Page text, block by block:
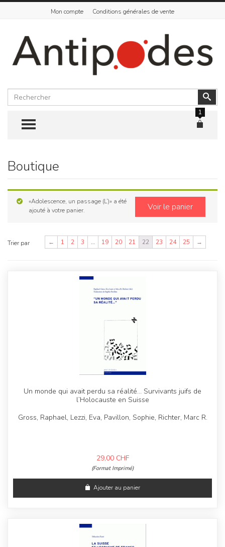
Mon compte Conditions générales de vente
Rechercher
TOGGLE MENU
1
Skip
content
Boutique
Voir le panier
«Adolescence, un passage (L’)» a été
ajouté à votre panier.
Trier par
Un monde qui avait perdu sa réalité… Survivants juifs de
l’Holocauste en Suisse
Gross, Raphael, Lezzi, Eva, Pavillon, Sophie, Richter, Marc R.
29,00 CHF
(Format Imprimé)
Ajouter au panier
← 1 2 3 … 19 20 21 22 23 24 25 →